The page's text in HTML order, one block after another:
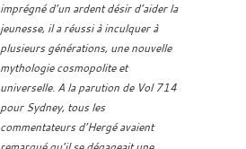
imprégné d’un ardent désir d’aider la
jeunesse, il a réussi à inculquer à
plusieurs générations, une nouvelle
mythologie cosmopolite et
universelle. A la parution de Vol 714
pour Sydney, tous les
commentateurs d’Hergé avaient